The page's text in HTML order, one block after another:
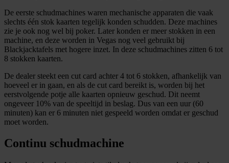
De eerste schudmachines waren mechanische apparaten die vaak
slechts één stok kaarten tegelijk konden schudden. Deze machines
zie je ook nog wel bij poker. Later konden er meer stokken in een
machine, en deze worden in Vegas nog veel gebruikt bij
Blackjacktafels met hogere inzet. In deze schudmachines zitten 6 tot
8 stokken kaarten.
De dealer steekt een cut card achter 4 tot 6 stokken, afhankelijk van
hoeveel er in gaan, en als de cut card bereikt is, worden bij het
eerstvolgende potje alle kaarten opnieuw geschud. Dit neemt
ongeveer 10% van de speeltijd in beslag. Dus van een uur (60
minuten) kan er 6 minuten niet gespeeld worden omdat er geschud
moet worden.
Continu schudmachine